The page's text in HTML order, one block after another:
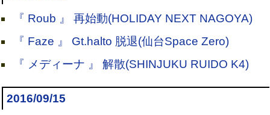
『 Roub 』 再始動(HOLIDAY NEXT NAGOYA)
『 Faze 』 Gt.halto 脱退(仙台Space Zero)
『 メディーナ 』 解散(SHINJUKU RUIDO K4)
2016/09/15